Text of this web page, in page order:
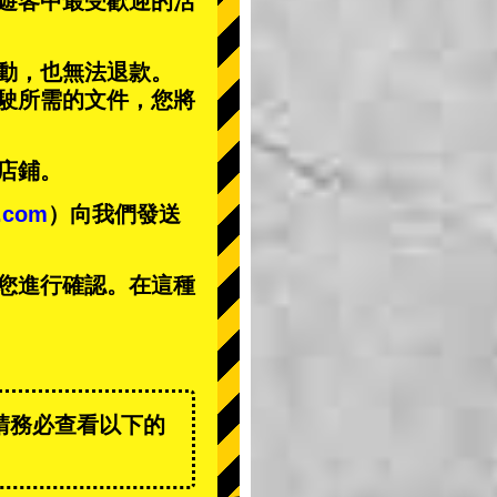
，也無法退款。
所需的文件，您將
鋪。
）向我們發送
進行確認。在這種
務必查看以下的